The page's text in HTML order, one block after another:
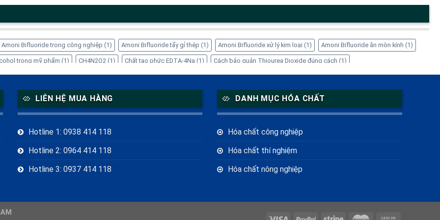
Amoni Bifluoride trong công nghiệp (1) Amoni Bifluoride tẩy gỉ thép (1) Amoni Bifluoride xử lý kim loại (1) Amoni Bifluoride ăn mòn kính (1)
trong mỹ phẩm (1) CH4N2O2 (1) Chất tạo phức EDTA-4Na (1) Cách bảo quản Thiourea Dioxide đúng cách (1)
dụng của Inositol(1) Công dụng của Sorbitol(2) Dung dịch Sorbitol(1) EDTA-4Na có tác dụng gì(1) EDTA-4Na có độc không(1)
trong thực phẩm(1) EDTA-4Na xử lý kim loại nặng(1) Glycerin tinh luyện giá sỉ(1) Inositol cho nữ giới(1) Inositol giảm cân(1)
thực phẩm chức năng(1) Mua EDTA-4Na chính hãng(1) Mua Sorbitol Solution ở đâu(1) Mua Thiourea Dioxide giá tốt ở đâu(1)
LIÊN HỆ MUA HÀNG
Hotline 1: 0938 414 118
Hotline 2: 0964 414 118
Hotline 3: 0937 414 118
DANH MỤC HÓA CHẤT
Hóa chất công nghiệp
Hóa chất thí nghiệm
Hóa chất nông nghiệp